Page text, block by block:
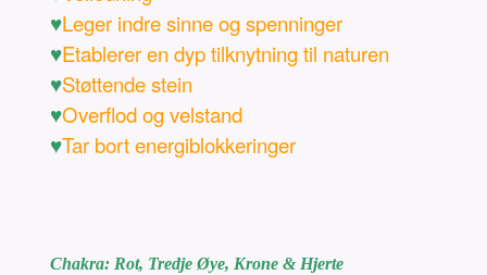
♥Leger indre sinne og spenninger
♥Etablerer en dyp tilknytning til naturen
♥Støttende stein
♥Overflod og velstand
♥Tar bort energiblokkeringer
Chakra: Rot, Tredje Øye, Krone & Hjerte